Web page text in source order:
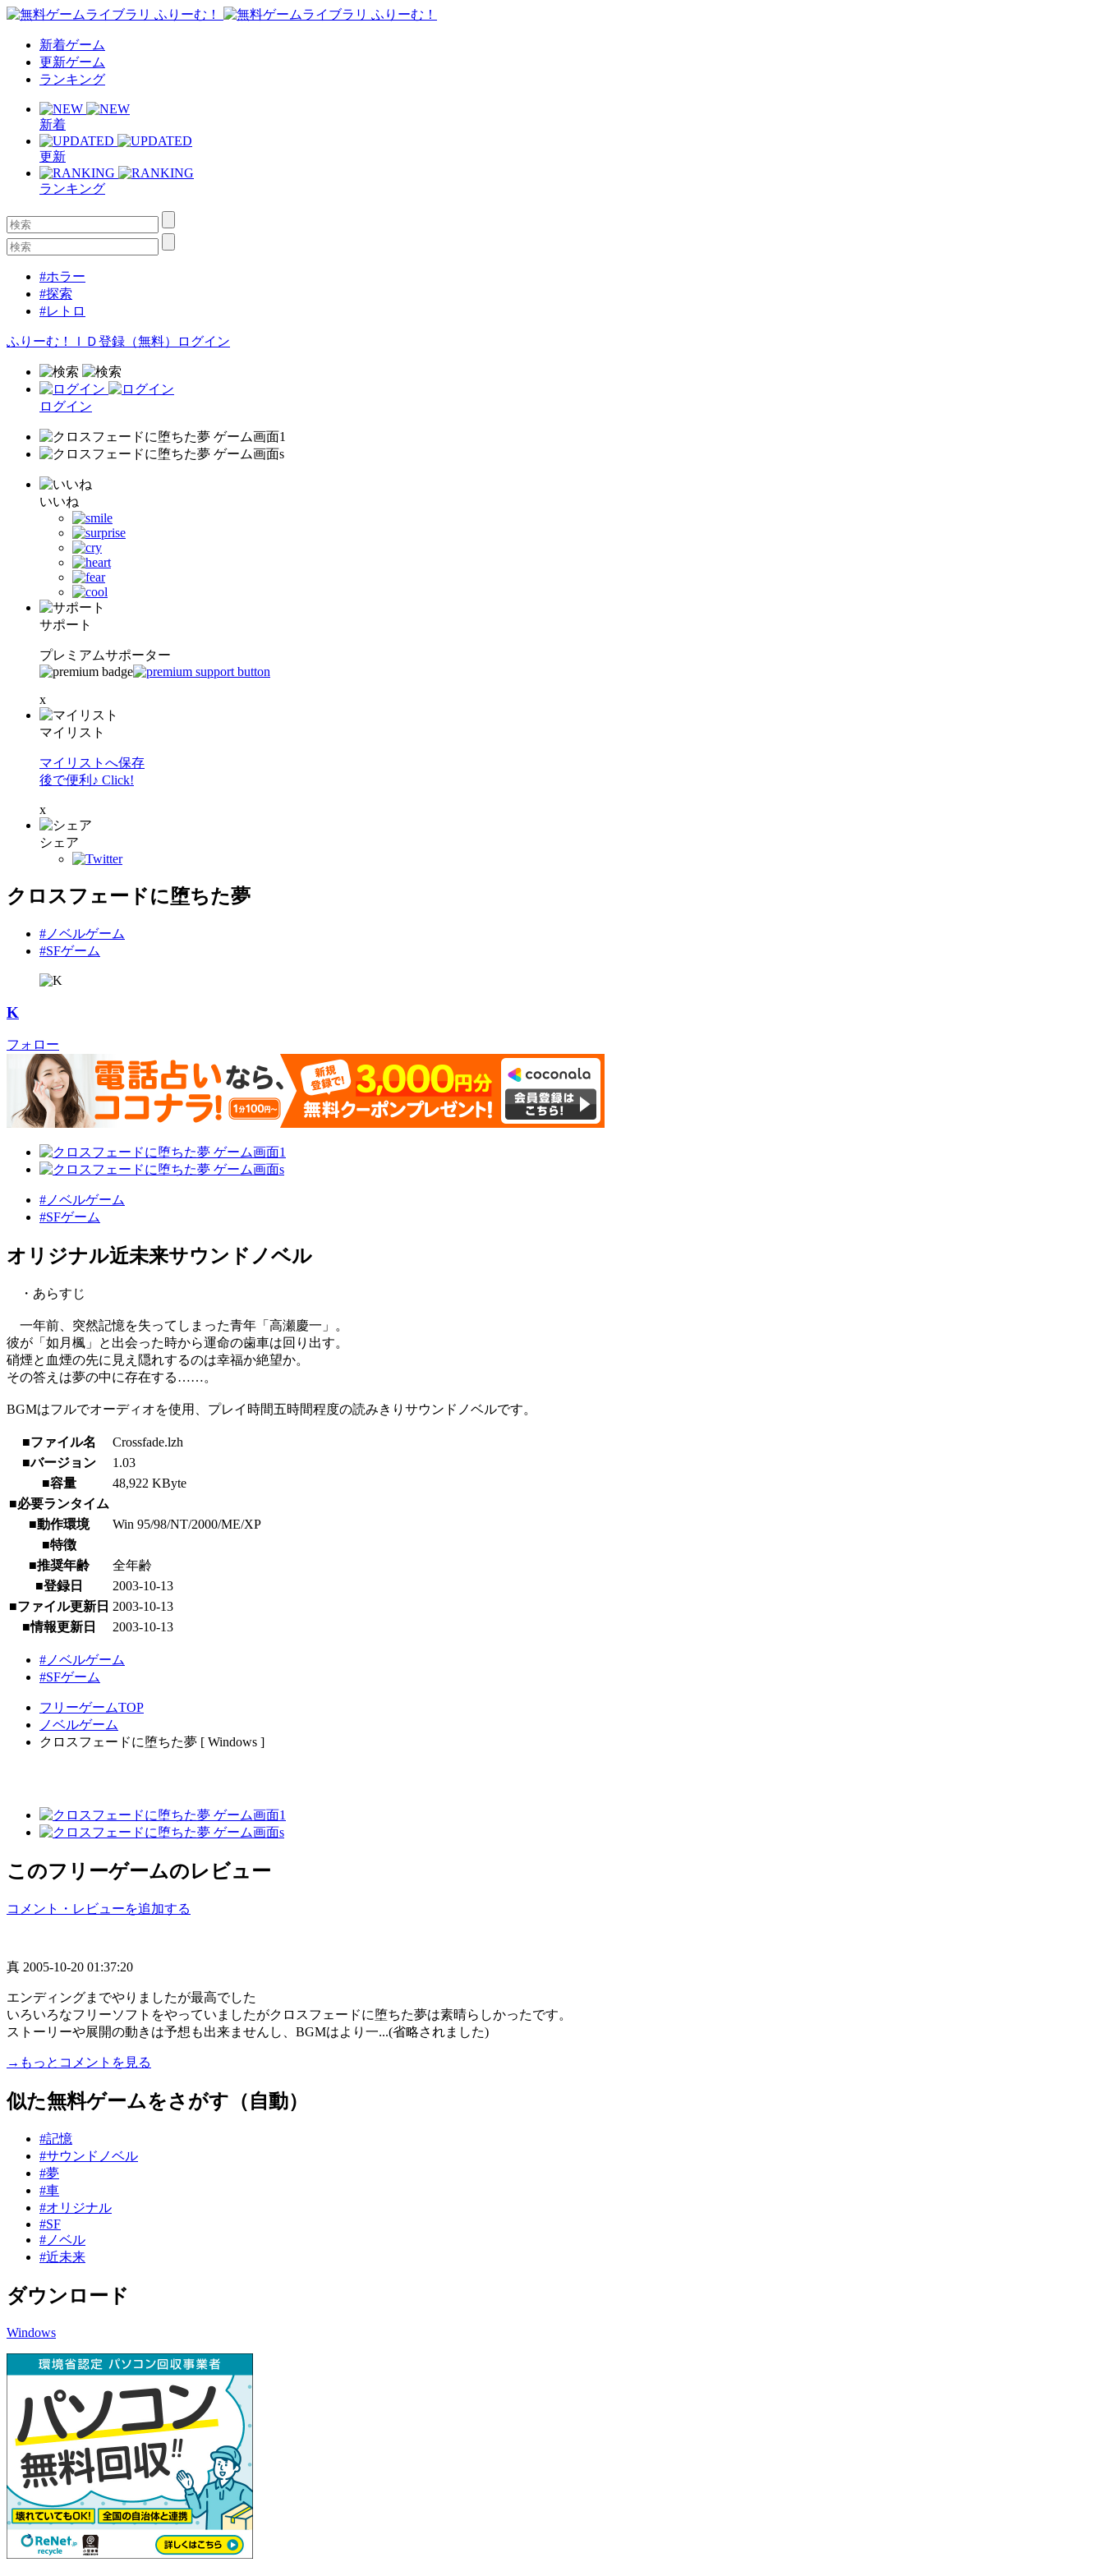
新着ゲーム
更新ゲーム
ランキング
新着
更新
ランキング
#ホラー
#探索
#レトロ
ふりーむ！ＩＤ登録（無料） ログイン
ログイン
いいね
サポート
プレミアムサポーター
x
マイリスト
マイリストへ保存
後で便利♪ Click!
x
シェア
クロスフェードに堕ちた夢
#ノベルゲーム
#SFゲーム
K
フォロー
#ノベルゲーム
#SFゲーム
オリジナル近未来サウンドノベル
・あらすじ
一年前、突然記憶を失ってしまった青年「高瀬慶一」。
彼が「如月楓」と出会った時から運命の歯車は回り出す。
硝煙と血煙の先に見え隠れするのは幸福か絶望か。
その答えは夢の中に存在する……。
BGMはフルでオーディオを使用、プレイ時間五時間程度の読みきりサウンドノベルです。
■ファイル名
Crossfade.lzh
■バージョン
1.03
■容量
48,922 KByte
■必要ランタイム
■動作環境
Win 95/98/NT/2000/ME/XP
■特徴
■推奨年齢
全年齢
■登録日
2003-10-13
■ファイル更新日 2003-10-13
■情報更新日
2003-10-13
#ノベルゲーム
#SFゲーム
フリーゲームTOP
ノベルゲーム
クロスフェードに堕ちた夢 [ Windows ]
このフリーゲームのレビュー
コメント・レビューを追加する
真 2005-10-20 01:37:20
エンディングまでやりましたが最高でした
いろいろなフリーソフトをやっていましたがクロスフェードに堕ちた夢は素晴らしかったです。
ストーリーや展開の動きは予想も出来ませんし、BGMはより一...(省略されました)
→もっとコメントを見る
似た無料ゲームをさがす（自動）
#記憶
#サウンドノベル
#夢
#車
#オリジナル
#SF
#ノベル
#近未来
ダウンロード
Windows